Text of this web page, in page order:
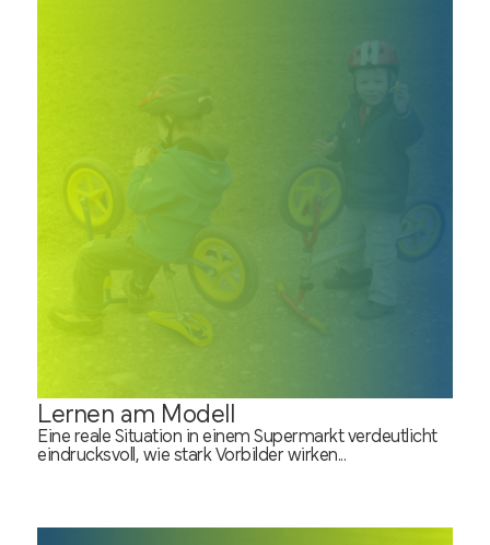
Lernen am Modell
Eine reale Situation in einem Supermarkt verdeutlicht
eindrucksvoll, wie stark Vorbilder wirken...